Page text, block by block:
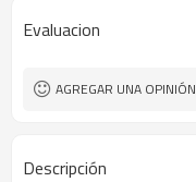
Evaluacion
AGREGAR UNA OPINIÓN
Descripción